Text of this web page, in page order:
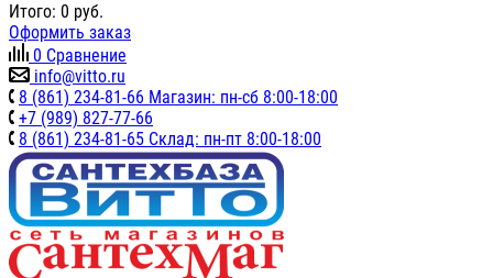
Итого: 0 руб.
Оформить заказ
0 Сравнение
info@vitto.ru
8 (861) 234-81-66 Магазин: пн-сб 8:00-18:00
+7 (989) 827-77-66
8 (861) 234-81-65 Склад: пн-пт 8:00-18:00